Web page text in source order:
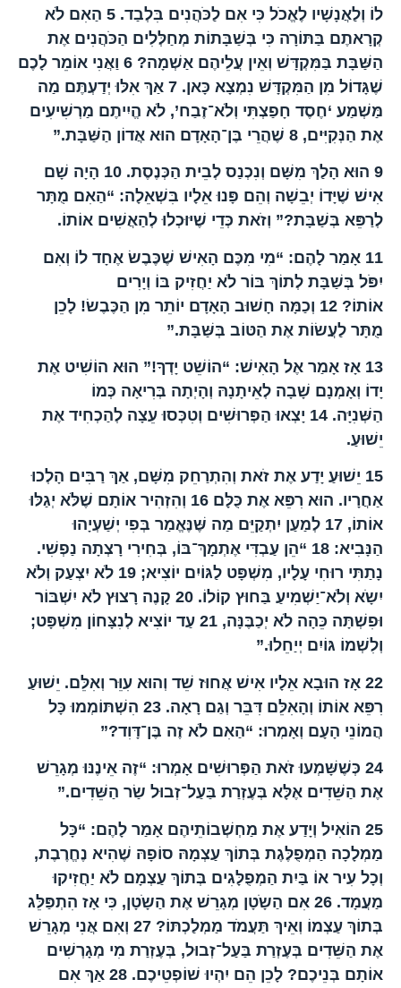
לוֹ וְלַאֲנָשָׁיו לֶאֱכֹל כִּי אִם לַכֹּהֲנִים בִּלְבַד. 5 הַאִם לֹא
קְרָאתֶם בַּתּוֹרָה כִּי בְּשַׁבָּתוֹת מְחַלְּלִים הַכֹּהֲנִים אֶת
הַשַּׁבָּת בַּמִּקְדָּשׁ וְאֵין עֲלֵיהֶם אַשְׁמָה? 6 וַאֲנִי אוֹמֵר לָכֶם
שֶׁגָּדוֹל מִן הַמִּקְדָּשׁ נִמְצָא כָּאן. 7 אַךְ אִלּוּ יְדַעְתֶּם מַה
מַּשְׁמַע ‘חֶסֶד חָפַצְתִּי וְלֹא־זֶבַח’, לֹא הֱיִיתֶם מַרְשִׁיעִים
אֶת הַנְּקִיִּים, 8 שֶׁהֲרֵי בֶּן־הָאָדָם הוּא אֲדוֹן הַשַּׁבָּת.”
9 הוּא הָלַךְ מִשָּׁם וְנִכְנַס לְבֵית הַכְּנֶסֶת. 10 הָיָה שָׁם
אִישׁ שֶׁיָּדוֹ יְבֵשָׁה וְהֵם פָּנוּ אֵלָיו בִּשְׁאֵלָה: “הַאִם מֻתָּר
לְרַפֵּא בְּשַׁבָּת?” וְזֹאת כְּדֵי שֶׁיּוּכְלוּ לְהַאֲשִׁים אוֹתוֹ.
11 אָמַר לָהֶם: “מִי מִכֶּם הָאִישׁ שֶׁכֶּבֶשׂ אֶחָד לוֹ וְאִם
יִפֹּל בְּשַׁבָּת לְתוֹךְ בּוֹר לֹא יַחֲזִיק בּוֹ וְיָרִים
אוֹתוֹ? 12 וְכַמָּה חָשׁוּב הָאָדָם יוֹתֵר מִן הַכֶּבֶשׂ! לָכֵן
מֻתָּר לַעֲשׂוֹת אֶת הַטּוֹב בְּשַּׁבָּת.”
13 אָז אָמַר אֶל הָאִישׁ: “הוֹשֵׁט יָדְךָ!” הוּא הוֹשִׁיט אֶת
יָדוֹ וְאָמְנָם שָׁבָה לְאֵיתָנָהּ וְהָיְתָה בְּרִיאָה כְּמוֹ
הַשְּׁנִיָּה. 14 יָצְאוּ הַפְּרוּשִׁים וְטִכְּסוּ עֵצָה לְהַכְחִיד אֶת
יֵשׁוּעַ.
15 יֵשׁוּעַ יָדַע אֶת זֹאת וְהִתְרַחֵק מִשָּׁם, אַךְ רַבִּים הָלְכוּ
אַחֲרָיו. הוּא רִפֵּא אֶת כֻּלָּם 16 וְהִזְהִיר אוֹתָם שֶׁלֹּא יְגַלּוּ
אוֹתוֹ, 17 לְמַעַן יִתְקַיֵּם מַה שֶּׁנֶּאֱמַר בְּפִי יְשַׁעְיָהוּ
הַנָּבִיא: 18 “הֵן עַבְדִּי אֶתְמָךְ־בּוֹ, בְּחִירִי רָצְתָה נַפְשִׁי.
נָתַתִּי רוּחִי עָלָיו, מִשְׁפָּט לַגּוֹיִם יוֹצִיא; 19 לֹא יִצְעַק וְלֹא
יִשָֹא וְלֹא־יַשְׁמִיעַ בַּחוּץ קוֹלוֹ. 20 קָנֶה רָצוּץ לֹא יִשְׁבּוֹר
וּפִשְׁתָּה כֵּהָה לֹא יְכַבֶּנָּה, 21 עַד יוֹצִיא לְנִצָּחוֹן מִשְׁפָּט;
וְלִשְׁמוֹ גּוֹיִם יְיַחֵלוּ.”
22 אָז הוּבָא אֵלָיו אִישׁ אֲחוּז שֵׁד וְהוּא עִוֵּר וְאִלֵּם. יֵשׁוּעַ
רִפֵּא אוֹתוֹ וְהָאִלֵּם דִּבֵּר וְגַם רָאָה. 23 הִשְׁתּוֹמְמוּ כָּל
הֲמוֹנֵי הָעָם וְאָמְרוּ: “הַאִם לֹא זֶה בֶּן־דָּוִד?”
24 כְּשֶׁשָּׁמְעוּ זֹאת הַפְּרוּשִׁים אָמְרוּ: “זֶה אֵינֶנּוּ מְגָרֵשׁ
אֶת הַשֵּׁדִים אֶלָּא בְּעֶזְרַת בַּעַל־זְבוּל שַׂר הַשֵּׁדִים.”
25 הוֹאִיל וְיָדַע אֶת מַחְשְׁבוֹתֵיהֶם אָמַר לָהֶם: “כָּל
מַמְלָכָה הַמְפֻלֶּגֶת בְּתוֹךְ עַצְמָהּ סוֹפָהּ שֶׁהִיא נֶחֱרֶבֶת,
וְכָל עִיר אוֹ בַּיִת הַמְפֻלָּגִים בְּתוֹךְ עַצְמָם לֹא יַחֲזִיקוּ
מַעֲמָד. 26 אִם הַשָֹטָן מְגָרֵשׁ אֶת הַשָֹטָן, כִּי אָז הִתְפַּלֵּג
בְּתוֹךְ עַצְמוֹ וְאֵיךְ תַּעֲמֹד מַמְלַכְתּוֹ? 27 וְאִם אֲנִי מְגָרֵשׁ
אֶת הַשֵּׁדִים בְּעֶזְרַת בַּעַל־זְבוּל, בְּעֶזְרַת מִי מְגָרְשִׁים
אוֹתָם בְּנֵיכֶם? לָכֵן הֵם יִהְיוּ שׁוֹפְטֵיכֶם. 28 אַךְ אִם